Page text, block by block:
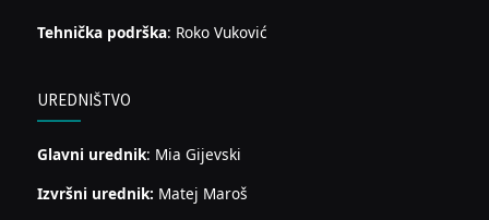
Tehnička podrška: Roko Vuković
UREDNIŠTVO
Glavni urednik: Mia Gijevski
Izvršni urednik: Matej Maroš